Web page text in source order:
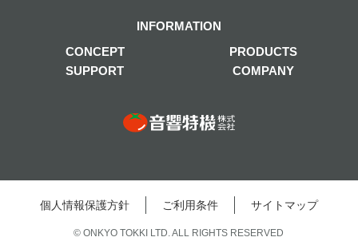
CONCEPT
PRODUCTS
SUPPORT
COMPANY
INFORMATION
個⼈情報保護⽅針 ご利⽤条件 サイトマップ
© ONKYO TOKKI LTD. ALL RIGHTS RESERVED